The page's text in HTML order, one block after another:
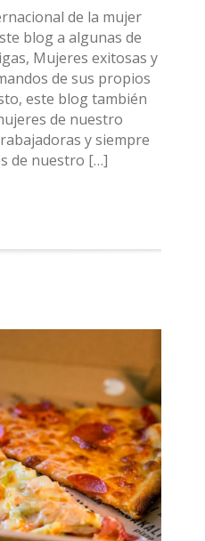
de la mujer
blog a algunas de
Mujeres exitosas y
de sus propios
este blog también
de nuestro
y siempre
de nuestro […]